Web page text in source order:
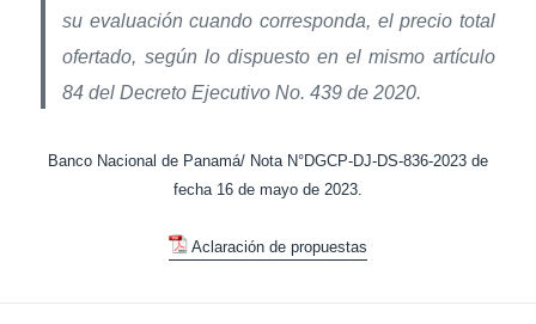
su evaluación cuando corresponda, el precio total
ofertado, según lo dispuesto en el mismo artículo
84 del Decreto Ejecutivo No. 439 de 2020.
Banco Nacional de Panamá/ Nota N°DGCP-DJ-DS-836-2023 de
fecha 16 de mayo de 2023.
Aclaración de propuestas